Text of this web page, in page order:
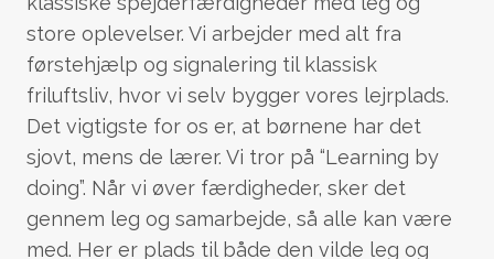
store oplevelser. Vi arbejder med alt fra
førstehjælp og signalering til klassisk
friluftsliv, hvor vi selv bygger vores lejrplads.
Det vigtigste for os er, at børnene har det
sjovt, mens de lærer. Vi tror på “Learning by
doing”. Når vi øver færdigheder, sker det
gennem leg og samarbejde, så alle kan være
med. Her er plads til både den vilde leg og